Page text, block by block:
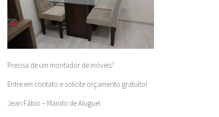
Precisa de um montador de móveis?
Entre em contato e solicite orçamento gratuito!
Jean Fábio – Marido de Aluguel